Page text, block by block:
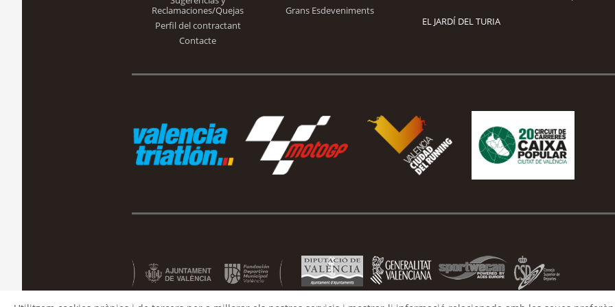
Reclamaciones/Quejas
Perfil del contractant
Contacte
Grans Esdeveniments
EL JARDÍ DEL TURIA